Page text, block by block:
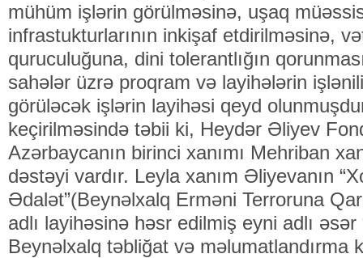
mühüm işlərin görülməsinə, uşaq
infrastukturlarının inkişaf etdirilməsinə,
quruculuğuna, dini tolerantlığın
sahələr üzrə proqram və layihələrin
görüləcək işlərin layihəsi qeyd
keçirilməsində təbii ki, Heydər Əliyev
Azərbaycanın birinci xanımı Mehriban
dəstəyi vardır. Leyla xanım Əliyevanın
Ədalət”(Beynəlxalq Erməni Terroruna
adlı layihəsinə həsr edilmiş eyni adlı əsər
Beynəlxalq təbliğat və məlumatlandırma